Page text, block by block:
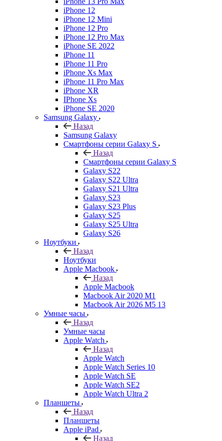
iPhone 12
iPhone 12 Mini
iPhone 12 Pro
iPhone 12 Pro Max
iPhone SE 2022
iPhone 11
iPhone 11 Pro
iPhone Xs Max
iPhone 11 Pro Max
iPhone XR
IPhone Xs
iPhone SE 2020
Samsung Galaxy
Назад
Samsung Galaxy
Смартфоны серии Galaxy S
Назад
Смартфоны серии Galaxy S
Galaxy S22
Galaxy S22 Ultra
Galaxy S21 Ultra
Galaxy S23
Galaxy S23 Plus
Galaxy S25
Galaxy S25 Ultra
Galaxy S26
Ноутбуки
Назад
Ноутбуки
Apple Macbook
Назад
Apple Macbook
Macbook Air 2020 M1
Macbook Air 2026 M5 13
Умные часы
Назад
Умные часы
Apple Watch
Назад
Apple Watch
Apple Watch Series 10
Apple Watch SE
Apple Watch SE2
Apple Watch Ultra 2
Планшеты
Назад
Планшеты
Apple iPad
Назад